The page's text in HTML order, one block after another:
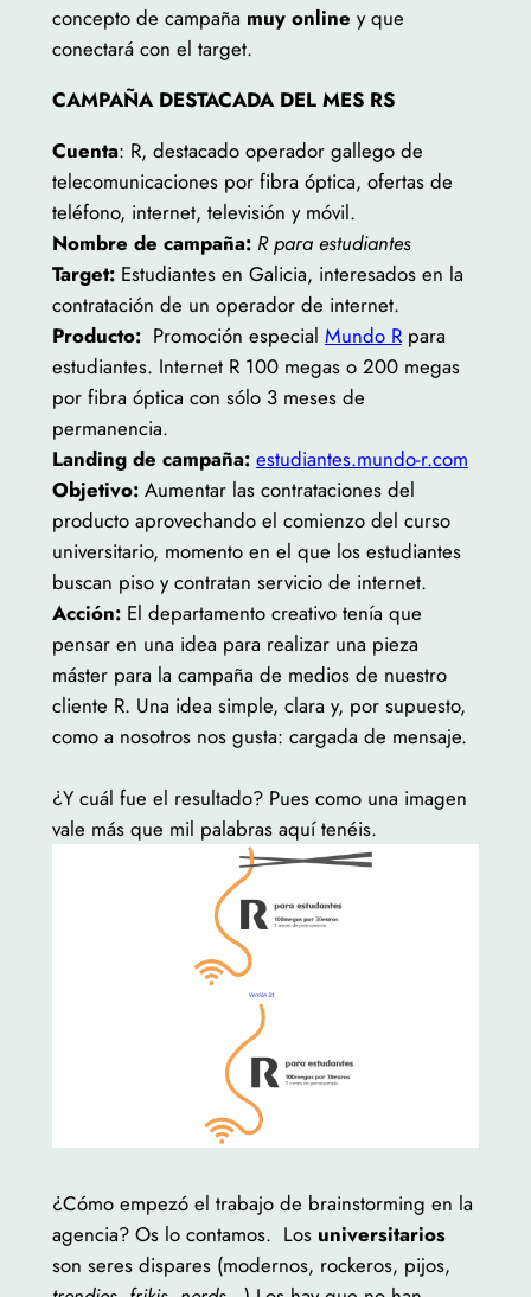
concepto de campaña muy online y que
conectará con el target.
CAMPAÑA DESTACADA DEL MES RS
Cuenta: R, destacado operador gallego de
telecomunicaciones por fibra óptica, ofertas de
teléfono, internet, televisión y móvil.
Nombre de campaña: R para estudiantes
Target:Estudiantes en Galicia, interesados en la
contratación de un operador de internet.
Producto: Promoción especial Mundo Rpara
estudiantes. Internet R 100 megas o 200 megas
por fibra óptica con sólo 3 meses de
permanencia.
Landing de campaña: estudiantes.mundo-r.com
Objetivo: Aumentar las contrataciones del
producto aprovechando el comienzo del curso
universitario, momento en el que los estudiantes
buscan piso y contratan servicio de internet.
Acción:El departamento creativo tenía que
pensar en una idea para realizar una pieza
máster para la campaña de medios de nuestro
cliente R. Una idea simple, clara y, por supuesto,
como a nosotros nos gusta: cargada de mensaje.
¿Y cuál fue el resultado? Pues como una imagen
vale más que mil palabras aquí tenéis.
¿Cómo empezó el trabajo de brainstorming en la
agencia? Os lo contamos. Los universitarios
son seres dispares (modernos, rockeros, pijos,